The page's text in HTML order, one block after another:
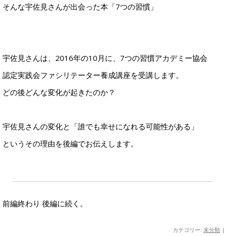
そんな宇佐見さんが出会った本「7つの習慣」
宇佐見さんは、2016年の10月に、7つの習慣アカデミー協会
認定実践会ファシリテーター養成講座を受講します。
どの後どんな変化が起きたのか？
宇佐見さんの変化と「誰でも幸せになれる可能性がある」
というその理由を後編でお伝えします。
前編終わり 後編に続く。
カテゴリー: 未分類 |